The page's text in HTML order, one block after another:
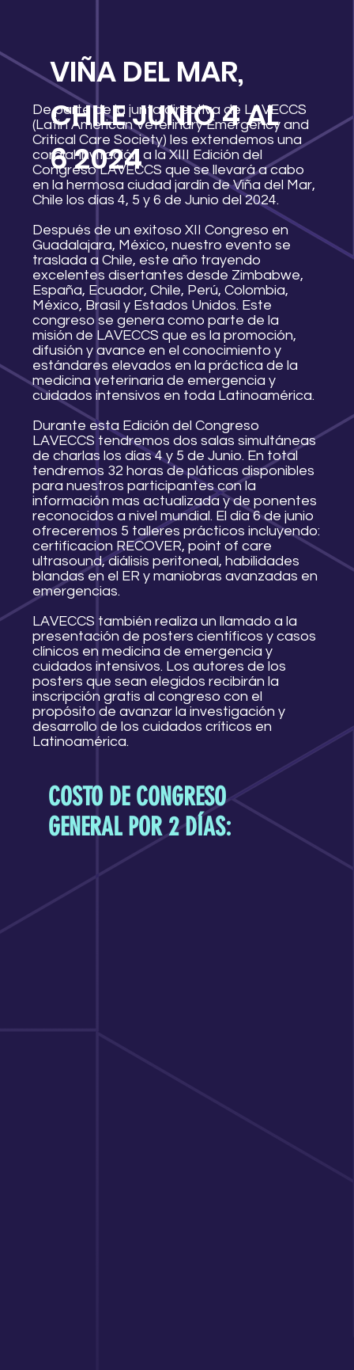
De parte de la junta directiva de LAVECCS
(Latin American Veterinary Emergency and
Critical Care Society) les extendemos una
cordial invitación a la XIII Edición del
Congreso LAVECCS que se llevará a cabo
en la hermosa ciudad jardín de Viña del Mar,
Chile los días 4, 5 y 6 de Junio del 2024.
Después de un exitoso XII Congreso en
Guadalajara, México, nuestro evento se
traslada a Chile, este año trayendo
excelentes disertantes desde Zimbabwe,
España, Ecuador, Chile, Perú, Colombia,
México, Brasil y Estados Unidos. Este
congreso se genera como parte de la
misión de LAVECCS que es la promoción,
difusión y avance en el conocimiento y
estándares elevados en la práctica de la
medicina veterinaria de emergencia y
cuidados intensivos en toda Latinoamérica.
Durante esta Edición del Congreso
LAVECCS tendremos dos salas simultáneas
de charlas los días 4 y 5 de Junio. En total
tendremos 32 horas de pláticas disponibles
para nuestros participantes con la
información mas actualizada y de ponentes
reconocidos a nivel mundial. El día 6 de junio
ofreceremos 5 talleres prácticos incluyendo:
certificacion RECOVER, point of care
ultrasound, diálisis peritoneal, habilidades
blandas en el ER y maniobras avanzadas en
emergencias.
LAVECCS también realiza un llamado a la
presentación de posters científicos y casos
clínicos en medicina de emergencia y
cuidados intensivos. Los autores de los
posters que sean elegidos recibirán la
inscripción gratis al congreso con el
propósito de avanzar la investigación y
desarrollo de los cuidados críticos en
Latinoamérica.
COSTO DE CONGRESO
GENERAL POR 2 DÍAS:
VIÑA DEL MAR,
CHILE JUNIO 4 AL
6 2024